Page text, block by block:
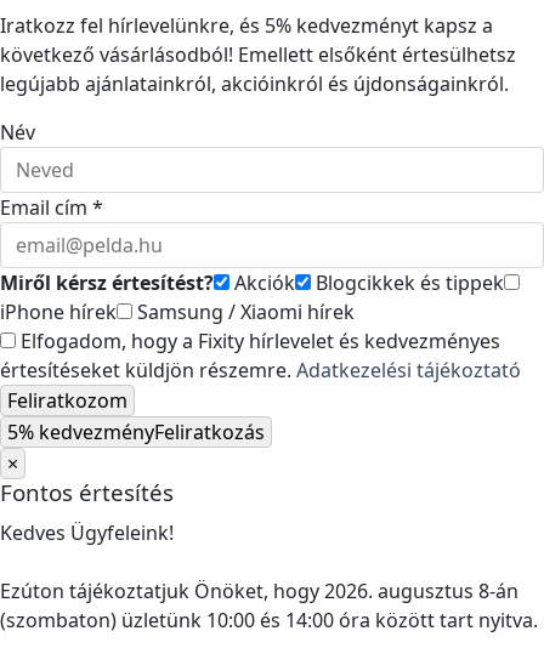
Iratkozz fel hírlevelünkre, és 5% kedvezményt kapsz a
következő vásárlásodból! Emellett elsőként értesülhetsz
legújabb ajánlatainkról, akcióinkról és újdonságainkról.
Név
Email cím *
Miről kérsz értesítést? Akciók
Blogcikkek és tippek
iPhone hírek
Samsung / Xiaomi hírek
Elfogadom, hogy a Fixity hírlevelet és kedvezményes
értesítéseket küldjön részemre. Adatkezelési tájékoztató
Feliratkozom
5% kedvezményFeliratkozás
×
Fontos értesítés
Kedves Ügyfeleink!
Ezúton tájékoztatjuk Önöket, hogy 2026. augusztus 8-án
(szombaton) üzletünk 10:00 és 14:00 óra között tart nyitva.